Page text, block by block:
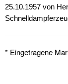
25.10.1957 von
* Eingetragene